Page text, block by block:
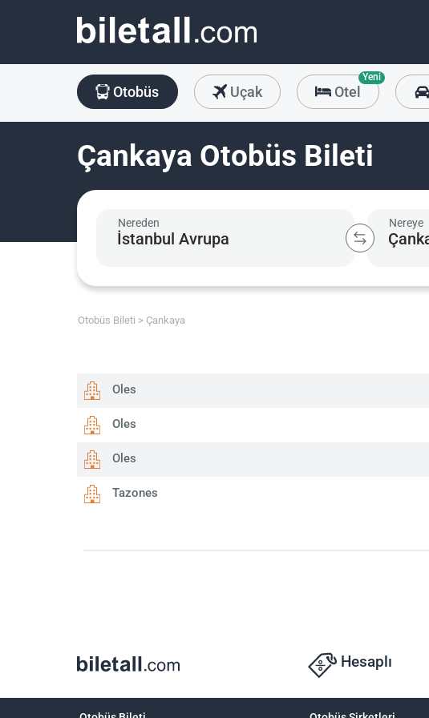
Otobüs Uçak Otel
Yeni
Çankaya Otobüs Bileti
Nereden Nereye
Otobüs Bileti Çankaya
Oles
Oles
Oles
Tazones
Hesaplı